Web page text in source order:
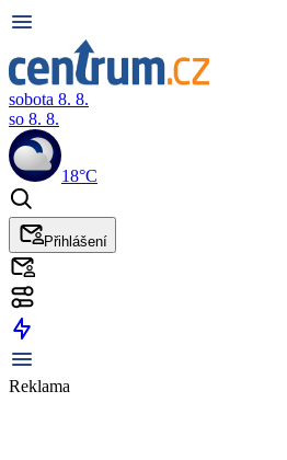
sobota 8. 8.
so 8. 8.
18°C
Přihlášení
Reklama